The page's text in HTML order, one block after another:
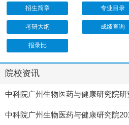
招生简章 专业目录
考研大纲 成绩查询
报录比
院校资讯
中科院广州生物医药与健康研究院
中科院广州生物医药与健康研究院